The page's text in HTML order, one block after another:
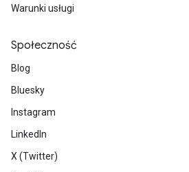
Warunki usługi
Społeczność
Blog
Bluesky
Instagram
LinkedIn
X (Twitter)